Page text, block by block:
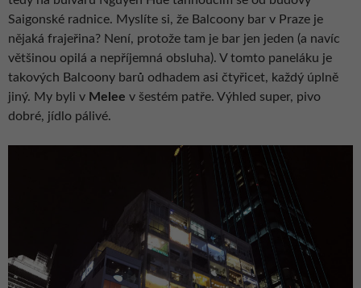
Saigonské radnice. Myslíte si, že Balcoony bar v Praze je
nějaká frajeřina? Není, protože tam je bar jen jeden (a navíc
většinou opilá a nepříjemná obsluha). V tomto paneláku je
takových Balcoony barů odhadem asi čtyřicet, každý úplně
jiný. My byli v Melee v šestém patře. Výhled super, pivo
dobré, jídlo pálivé.